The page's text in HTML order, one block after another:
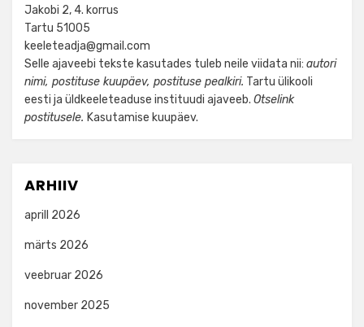
Jakobi 2, 4. korrus
Tartu 51005
keeleteadja@gmail.com
Selle ajaveebi tekste kasutades tuleb neile viidata nii: autori
nimi, postituse kuupäev, postituse pealkiri. Tartu ülikooli
eesti ja üldkeeleteaduse instituudi ajaveeb. Otselink
postitusele. Kasutamise kuupäev.
ARHIIV
aprill 2026
märts 2026
veebruar 2026
november 2025